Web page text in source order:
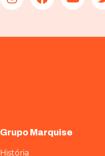
Grupo Marquise
História